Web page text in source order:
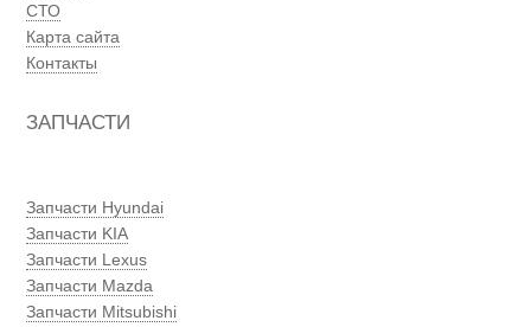
СТО
Карта сайта
Контакты
ЗАПЧАСТИ
Запчасти Hyundai
Запчасти KIA
Запчасти Lexus
Запчасти Mazda
Запчасти Mitsubishi